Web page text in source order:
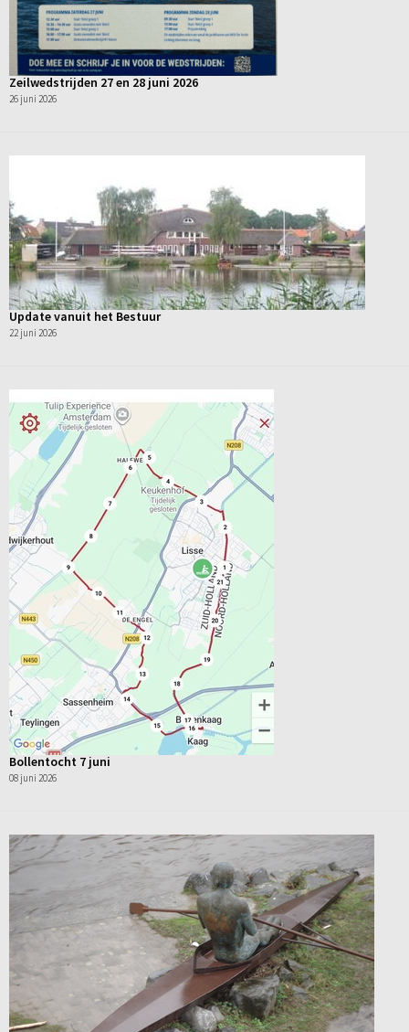
Zeilwedstrijden 27 en 28 juni 2026
26 juni 2026
Update vanuit het Bestuur
22 juni 2026
Bollentocht 7 juni
08 juni 2026